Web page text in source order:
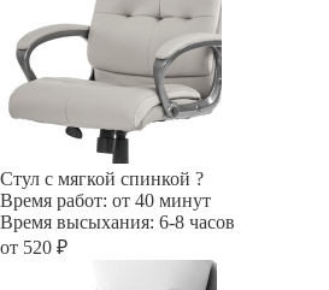
Стул с мягкой спинкой ?
Время работ: от 40 минут
Время высыхания: 6-8 часов
от 520 ₽